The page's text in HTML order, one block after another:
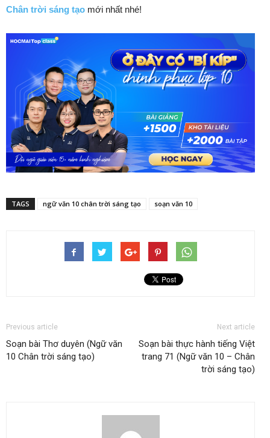
Chân trời sáng tạo mới nhất nhé!
TAGS ngữ văn 10 chân trời sáng tạo soạn văn 10
Previous article
Soạn bài Thơ duyên (Ngữ văn
10 Chân trời sáng tạo)
Next article
Soạn bài thực hành tiếng Việt
trang 71 (Ngữ văn 10 – Chân
trời sáng tạo)